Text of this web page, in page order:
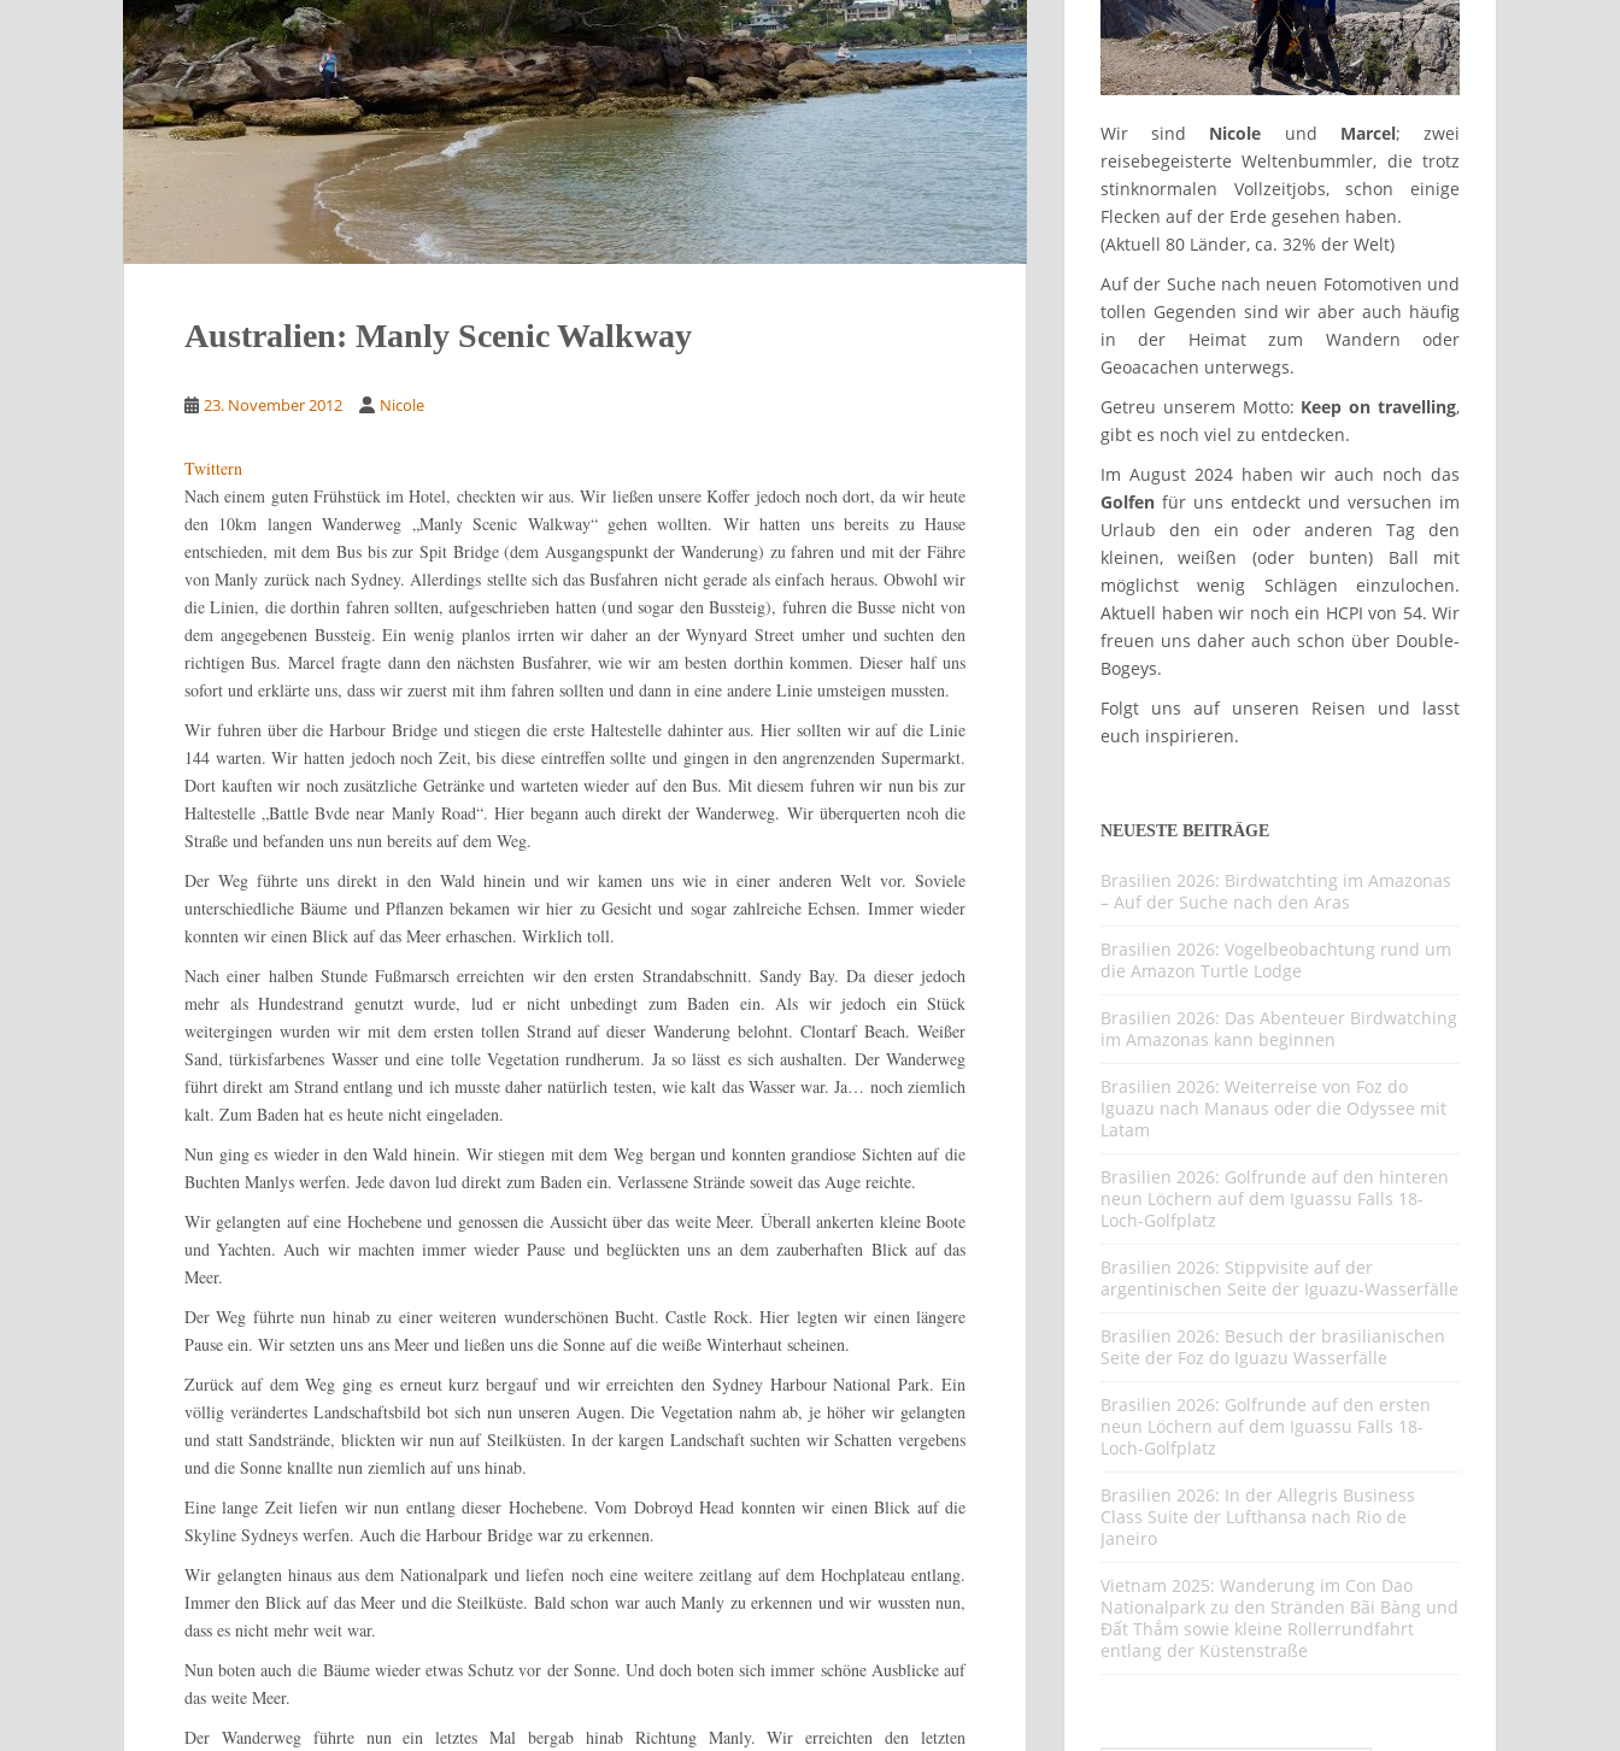
Australien: Manly Scenic Walkway
23. November 2012 Nicole
Twittern
Nach einem guten Frühstück im Hotel, checkten wir aus. Wir ließen unsere Koffer jedoch noch dort, da wir heute
den 10km langen Wanderweg „Manly Scenic Walkway“ gehen wollten. Wir hatten uns bereits zu Hause
entschieden, mit dem Bus bis zur Spit Bridge (dem Ausgangspunkt der Wanderung) zu fahren und mit der Fähre
von Manly zurück nach Sydney. Allerdings stellte sich das Busfahren nicht gerade als einfach heraus. Obwohl wir
die Linien, die dorthin fahren sollten, aufgeschrieben hatten (und sogar den Bussteig), fuhren die Busse nicht von
dem angegebenen Bussteig. Ein wenig planlos irrten wir daher an der Wynyard Street umher und suchten den
richtigen Bus. Marcel fragte dann den nächsten Busfahrer, wie wir am besten dorthin kommen. Dieser half uns
sofort und erklärte uns, dass wir zuerst mit ihm fahren sollten und dann in eine andere Linie umsteigen mussten.
Wir fuhren über die Harbour Bridge und stiegen die erste Haltestelle dahinter aus. Hier sollten wir auf die Linie
144 warten. Wir hatten jedoch noch Zeit, bis diese eintreffen sollte und gingen in den angrenzenden Supermarkt.
Dort kauften wir noch zusätzliche Getränke und warteten wieder auf den Bus. Mit diesem fuhren wir nun bis zur
Haltestelle „Battle Bvde near Manly Road“. Hier begann auch direkt der Wanderweg. Wir überquerten ncoh die
Straße und befanden uns nun bereits auf dem Weg.
Der Weg führte uns direkt in den Wald hinein und wir kamen uns wie in einer anderen Welt vor. Soviele
unterschiedliche Bäume und Pflanzen bekamen wir hier zu Gesicht und sogar zahlreiche Echsen. Immer wieder
konnten wir einen Blick auf das Meer erhaschen. Wirklich toll.
Nach einer halben Stunde Fußmarsch erreichten wir den ersten Strandabschnitt. Sandy Bay. Da dieser jedoch
mehr als Hundestrand genutzt wurde, lud er nicht unbedingt zum Baden ein. Als wir jedoch ein Stück
weitergingen wurden wir mit dem ersten tollen Strand auf dieser Wanderung belohnt. Clontarf Beach. Weißer
Sand, türkisfarbenes Wasser und eine tolle Vegetation rundherum. Ja so lässt es sich aushalten. Der Wanderweg
führt direkt am Strand entlang und ich musste daher natürlich testen, wie kalt das Wasser war. Ja… noch ziemlich
kalt. Zum Baden hat es heute nicht eingeladen.
Nun ging es wieder in den Wald hinein. Wir stiegen mit dem Weg bergan und konnten grandiose Sichten auf die
Buchten Manlys werfen. Jede davon lud direkt zum Baden ein. Verlassene Strände soweit das Auge reichte.
Wir gelangten auf eine Hochebene und genossen die Aussicht über das weite Meer. Überall ankerten kleine Boote
und Yachten. Auch wir machten immer wieder Pause und beglückten uns an dem zauberhaften Blick auf das
Meer.
Der Weg führte nun hinab zu einer weiteren wunderschönen Bucht. Castle Rock. Hier legten wir einen längere
Pause ein. Wir setzten uns ans Meer und ließen uns die Sonne auf die weiße Winterhaut scheinen.
Zurück auf dem Weg ging es erneut kurz bergauf und wir erreichten den Sydney Harbour National Park. Ein
völlig verändertes Landschaftsbild bot sich nun unseren Augen. Die Vegetation nahm ab, je höher wir gelangten
und statt Sandstrände, blickten wir nun auf Steilküsten. In der kargen Landschaft suchten wir Schatten vergebens
und die Sonne knallte nun ziemlich auf uns hinab.
Eine lange Zeit liefen wir nun entlang dieser Hochebene. Vom Dobroyd Head konnten wir einen Blick auf die
Skyline Sydneys werfen. Auch die Harbour Bridge war zu erkennen.
Wir gelangten hinaus aus dem Nationalpark und liefen noch eine weitere zeitlang auf dem Hochplateau entlang.
Immer den Blick auf das Meer und die Steilküste. Bald schon war auch Manly zu erkennen und wir wussten nun,
dass es nicht mehr weit war.
Nun boten auch die Bäume wieder etwas Schutz vor der Sonne. Und doch boten sich immer schöne Ausblicke auf
das weite Meer.
Der Wanderweg führte nun ein letztes Mal bergab hinab Richtung Manly. Wir erreichten den letzten
Wir sind Nicole und Marcel; zwei
reisebegeisterte Weltenbummler, die trotz
stinknormalen Vollzeitjobs, schon einige
Flecken auf der Erde gesehen haben.
(Aktuell 80 Länder, ca. 32% der Welt)
Auf der Suche nach neuen Fotomotiven und
tollen Gegenden sind wir aber auch häufig
in der Heimat zum Wandern oder
Geoacachen unterwegs.
Getreu unserem Motto: Keep on travelling,
gibt es noch viel zu entdecken.
Im August 2024 haben wir auch noch das
Golfen für uns entdeckt und versuchen im
Urlaub den ein oder anderen Tag den
kleinen, weißen (oder bunten) Ball mit
möglichst wenig Schlägen einzulochen.
Aktuell haben wir noch ein HCPI von 54. Wir
freuen uns daher auch schon über Double-
Bogeys.
Folgt uns auf unseren Reisen und lasst
euch inspirieren.
NEUESTE BEITRÄGE
Brasilien 2026: Birdwatchting im Amazonas
– Auf der Suche nach den Aras
Brasilien 2026: Vogelbeobachtung rund um
die Amazon Turtle Lodge
Brasilien 2026: Das Abenteuer Birdwatching
im Amazonas kann beginnen
Brasilien 2026: Weiterreise von Foz do
Iguazu nach Manaus oder die Odyssee mit
Latam
Brasilien 2026: Golfrunde auf den hinteren
neun Löchern auf dem Iguassu Falls 18-
Loch-Golfplatz
Brasilien 2026: Stippvisite auf der
argentinischen Seite der Iguazu-Wasserfälle
Brasilien 2026: Besuch der brasilianischen
Seite der Foz do Iguazu Wasserfälle
Brasilien 2026: Golfrunde auf den ersten
neun Löchern auf dem Iguassu Falls 18-
Loch-Golfplatz
Brasilien 2026: In der Allegris Business
Class Suite der Lufthansa nach Rio de
Janeiro
Vietnam 2025: Wanderung im Con Dao
Nationalpark zu den Stränden Bãi Bàng und
Đất Thắm sowie kleine Rollerrundfahrt
entlang der Küstenstraße